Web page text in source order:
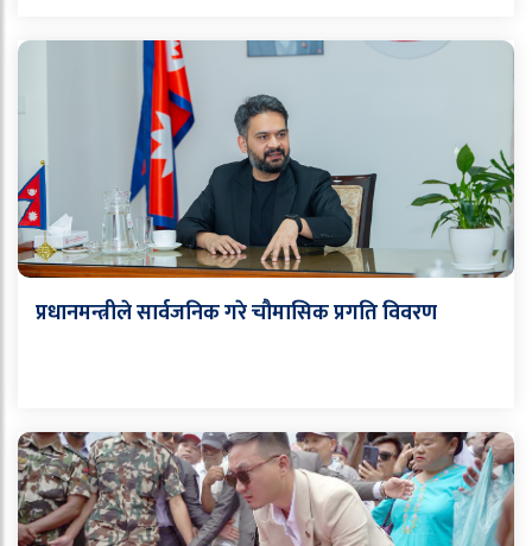
प्रधानमन्त्रीले सार्वजनिक गरे चौमासिक प्रगति विवरण